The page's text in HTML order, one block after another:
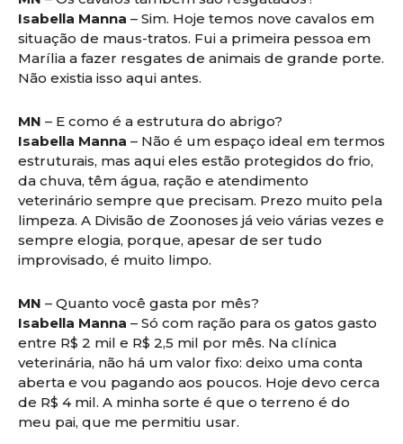
Isabella Manna – Sim. Hoje temos nove cavalos em
situação de maus-tratos. Fui a primeira pessoa em
Marília a fazer resgates de animais de grande porte.
Não existia isso aqui antes.
MN – E como é a estrutura do abrigo?
Isabella Manna – Não é um espaço ideal em termos
estruturais, mas aqui eles estão protegidos do frio,
da chuva, têm água, ração e atendimento
veterinário sempre que precisam. Prezo muito pela
limpeza. A Divisão de Zoonoses já veio várias vezes e
sempre elogia, porque, apesar de ser tudo
improvisado, é muito limpo.
MN – Quanto você gasta por mês?
Isabella Manna – Só com ração para os gatos gasto
entre R$ 2 mil e R$ 2,5 mil por mês. Na clínica
veterinária, não há um valor fixo: deixo uma conta
aberta e vou pagando aos poucos. Hoje devo cerca
de R$ 4 mil. A minha sorte é que o terreno é do
meu pai, que me permitiu usar.